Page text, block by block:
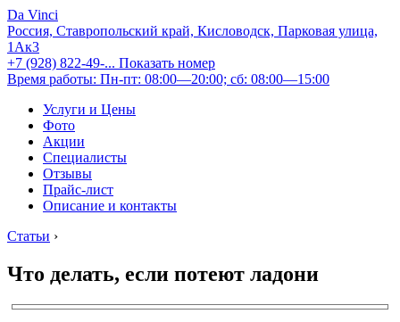
Da Vinci
Россия, Ставропольский край, Кисловодск, Парковая улица,
1Ак3
+7 (928) 822-49-... Показать номер
Время работы: Пн-пт: 08:00—20:00; сб: 08:00—15:00
Услуги и Цены
Фото
Акции
Специалисты
Отзывы
Прайс-лист
Описание и контакты
Статьи ›
Что делать, если потеют ладони